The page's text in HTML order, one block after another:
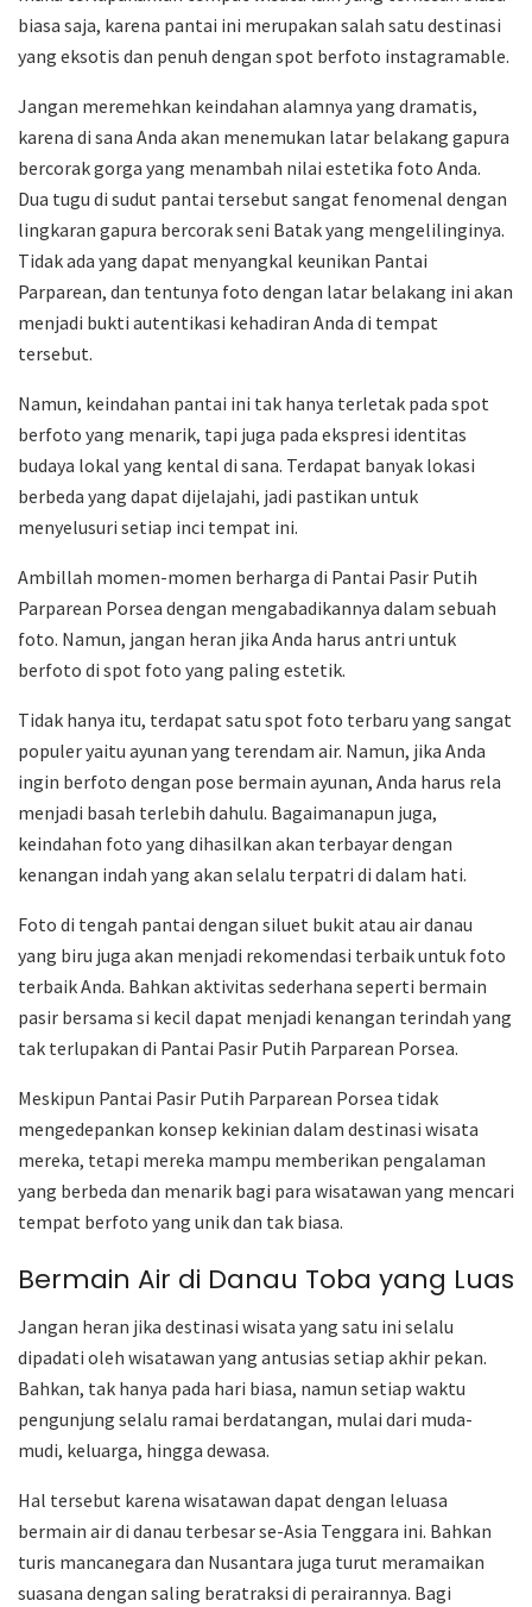
biasa saja, karena pantai ini merupakan salah satu destinasi
yang eksotis dan penuh dengan spot berfoto instagramable.
Jangan meremehkan keindahan alamnya yang dramatis,
karena di sana Anda akan menemukan latar belakang gapura
bercorak gorga yang menambah nilai estetika foto Anda.
Dua tugu di sudut pantai tersebut sangat fenomenal dengan
lingkaran gapura bercorak seni Batak yang mengelilinginya.
Tidak ada yang dapat menyangkal keunikan Pantai
Parparean, dan tentunya foto dengan latar belakang ini akan
menjadi bukti autentikasi kehadiran Anda di tempat
tersebut.
Namun, keindahan pantai ini tak hanya terletak pada spot
berfoto yang menarik, tapi juga pada ekspresi identitas
budaya lokal yang kental di sana. Terdapat banyak lokasi
berbeda yang dapat dijelajahi, jadi pastikan untuk
menyelusuri setiap inci tempat ini.
Ambillah momen-momen berharga di Pantai Pasir Putih
Parparean Porsea dengan mengabadikannya dalam sebuah
foto. Namun, jangan heran jika Anda harus antri untuk
berfoto di spot foto yang paling estetik.
Tidak hanya itu, terdapat satu spot foto terbaru yang sangat
populer yaitu ayunan yang terendam air. Namun, jika Anda
ingin berfoto dengan pose bermain ayunan, Anda harus rela
menjadi basah terlebih dahulu. Bagaimanapun juga,
keindahan foto yang dihasilkan akan terbayar dengan
kenangan indah yang akan selalu terpatri di dalam hati.
Foto di tengah pantai dengan siluet bukit atau air danau
yang biru juga akan menjadi rekomendasi terbaik untuk foto
terbaik Anda. Bahkan aktivitas sederhana seperti bermain
pasir bersama si kecil dapat menjadi kenangan terindah yang
tak terlupakan di Pantai Pasir Putih Parparean Porsea.
Meskipun Pantai Pasir Putih Parparean Porsea tidak
mengedepankan konsep kekinian dalam destinasi wisata
mereka, tetapi mereka mampu memberikan pengalaman
yang berbeda dan menarik bagi para wisatawan yang mencari
tempat berfoto yang unik dan tak biasa.
Bermain Air di Danau Toba yang Luas
Jangan heran jika destinasi wisata yang satu ini selalu
dipadati oleh wisatawan yang antusias setiap akhir pekan.
Bahkan, tak hanya pada hari biasa, namun setiap waktu
pengunjung selalu ramai berdatangan, mulai dari muda-
mudi, keluarga, hingga dewasa.
Hal tersebut karena wisatawan dapat dengan leluasa
bermain air di danau terbesar se-Asia Tenggara ini. Bahkan
turis mancanegara dan Nusantara juga turut meramaikan
suasana dengan saling beratraksi di perairannya. Bagi